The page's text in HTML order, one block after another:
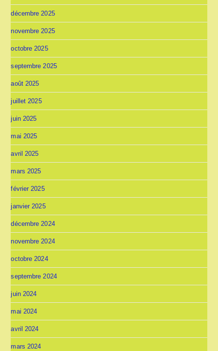
décembre 2025
novembre 2025
octobre 2025
septembre 2025
août 2025
juillet 2025
juin 2025
mai 2025
avril 2025
mars 2025
février 2025
janvier 2025
décembre 2024
novembre 2024
octobre 2024
septembre 2024
juin 2024
mai 2024
avril 2024
mars 2024